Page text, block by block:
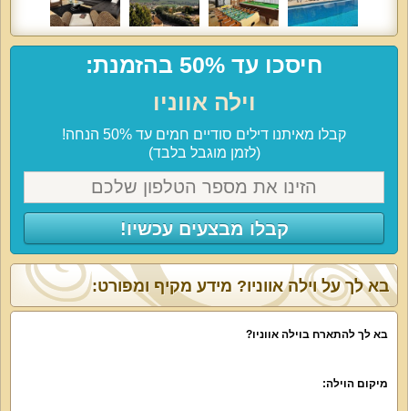
חיסכו עד 50% בהזמנת:
וילה אווניו
קבלו מאיתנו דילים סודיים חמים עד 50% הנחה!
(לזמן מוגבל בלבד)
קבלו מבצעים עכשיו!
בא לך על וילה אווניו? מידע מקיף ומפורט:
בא לך להתארח בוילה אווניו?
מיקום הוילה: